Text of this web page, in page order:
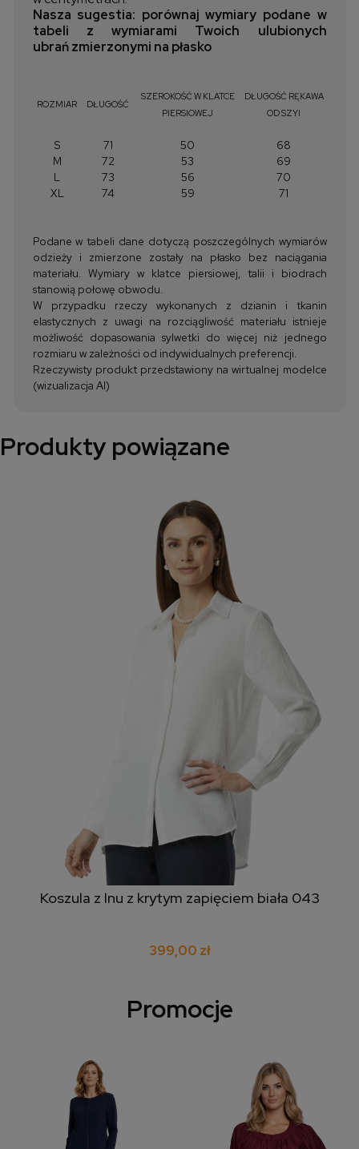
Nasza sugestia: porównaj wymiary podane w
tabeli z wymiarami Twoich ulubionych
ubrań zmierzonymi na płasko
ROZMIAR DŁUGOŚĆ
SZEROKOŚĆ W KLATCE
PIERSIOWEJ
DŁUGOŚĆ RĘKAWA
OD SZYI
S 71 50
68
M
72 53
69
L
73 56
70
XL
74 59 71
Podane w tabeli dane dotyczą poszczególnych wymiarów
odzieży i zmierzone zostały na płasko bez naciągania
materiału. Wymiary w klatce piersiowej, talii i biodrach
stanowią połowę obwodu.
W przypadku rzeczy wykonanych z dzianin i tkanin
elastycznych z uwagi na rozciągliwość materiału istnieje
możliwość dopasowania sylwetki do więcej niż jednego
rozmiaru w zależności od indywidualnych preferencji.
Rzeczywisty produkt przedstawiony na wirtualnej modelce
(wizualizacja AI)
Produkty powiązane
Koszula z lnu z krytym zapięciem biała 043
399,00 zł
Promocje